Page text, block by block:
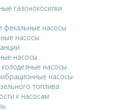
газонокосилки
фекальные насосы
насосы
насосы
насосы
насосы
топлива
к насосам